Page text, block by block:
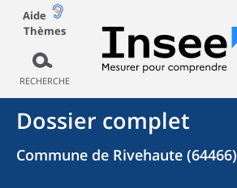
Aide
Thèmes
RECHERCHE
Dossier complet
Commune de Rivehaute (64466)